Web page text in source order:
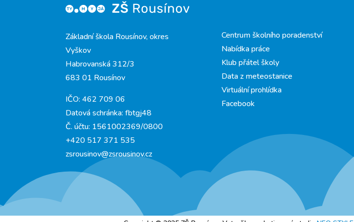
Základní škola Rousínov, okres
Vyškov
Habrovanská 312/3
683 01 Rousínov
IČO: 462 709 06
Datová schránka: fbtgj48
Č. účtu: 1561002369/0800
+420 517 371 535
zsrousinov@zsrousinov.cz
Centrum školního poradenství
Nabídka práce
Klub přátel školy
Data z meteostanice
Virtuální prohlídka
Facebook